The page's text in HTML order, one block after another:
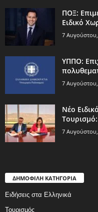
ΠΟΞ:
Ειδικό
7
ΥΠΠΟ:
7
Νέο
Τουρισμό:
7
ΔΗΜΟΦΙΛΗ ΚΑΤΗΓΟΡΙΑ
Ειδήσεις στα Ελληνικά
Τουρισμός